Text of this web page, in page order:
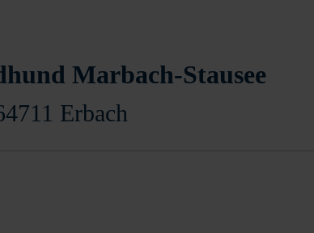
Marbach-Stausee
Erbach